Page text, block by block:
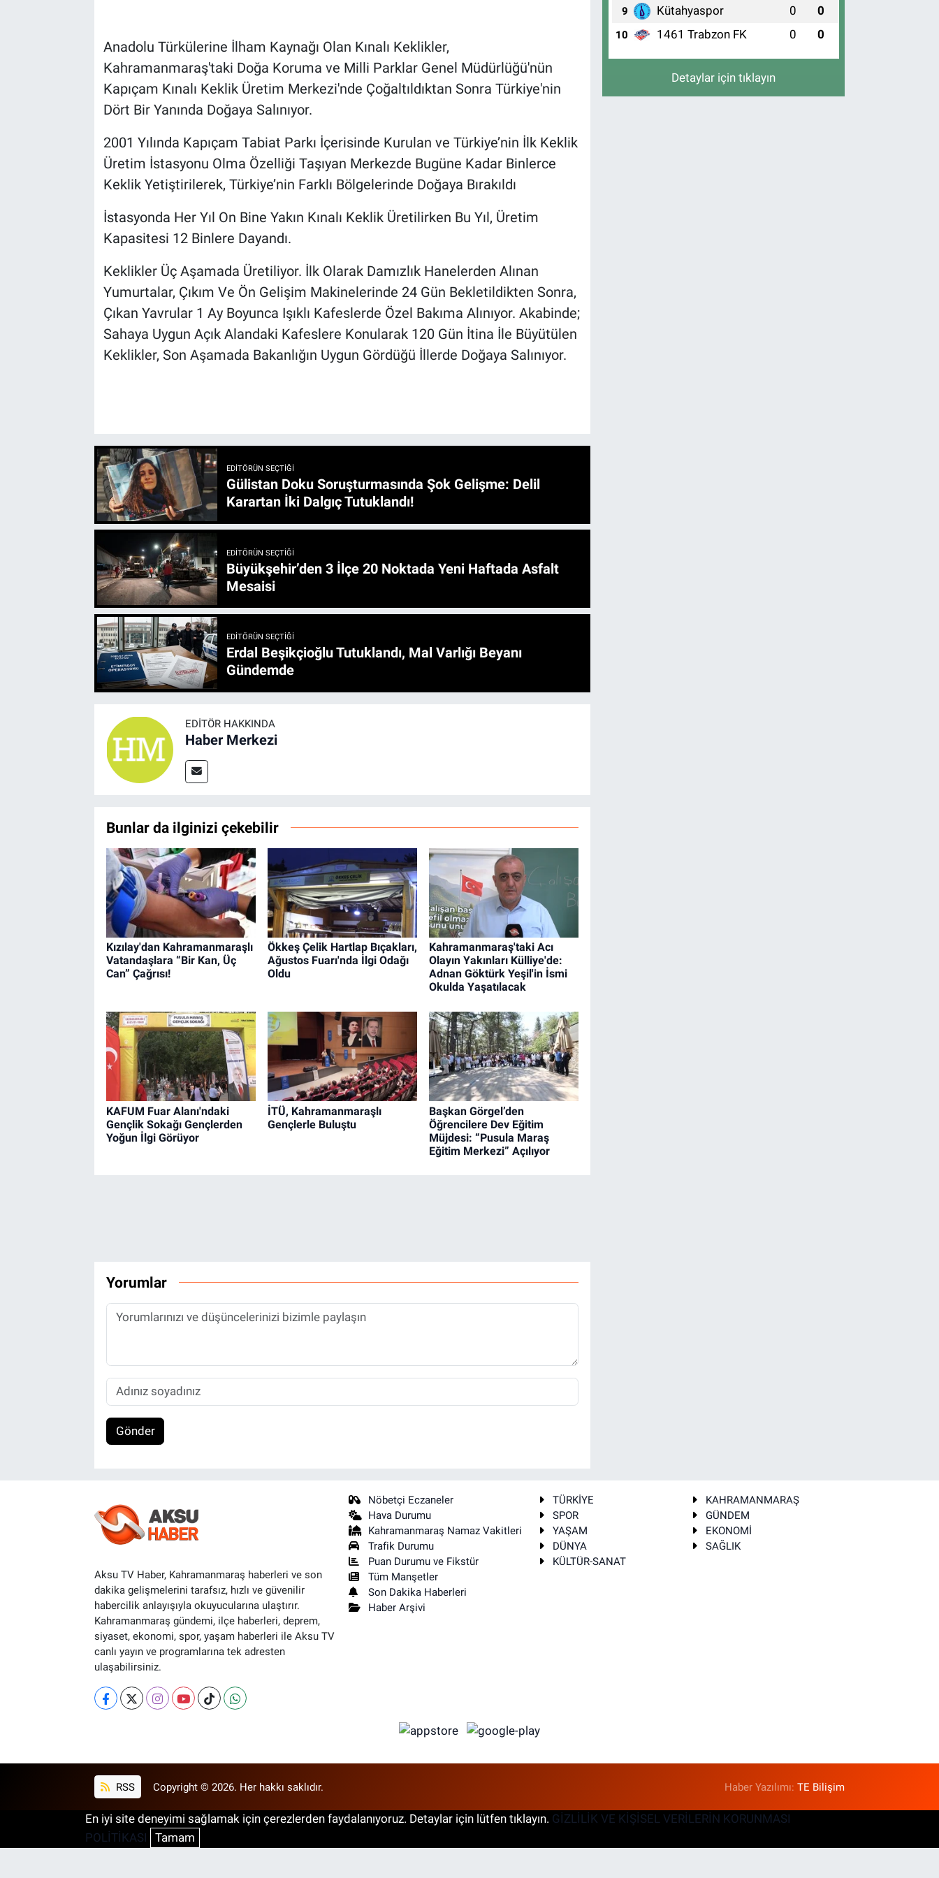
Anadolu Türkülerine İlham Kaynağı Olan Kınalı Keklikler,
Kahramanmaraş'taki Doğa Koruma ve Milli Parklar Genel Müdürlüğü'nün
Kapıçam Kınalı Keklik Üretim Merkezi'nde Çoğaltıldıktan Sonra Türkiye'nin
Dört Bir Yanında Doğaya Salınıyor.
2001 Yılında Kapıçam Tabiat Parkı İçerisinde Kurulan ve Türkiye’nin İlk Keklik
Üretim İstasyonu Olma Özelliği Taşıyan Merkezde Bugüne Kadar Binlerce
Keklik Yetiştirilerek, Türkiye’nin Farklı Bölgelerinde Doğaya Bırakıldı
İstasyonda Her Yıl On Bine Yakın Kınalı Keklik Üretilirken Bu Yıl, Üretim
Kapasitesi 12 Binlere Dayandı.
Keklikler Üç Aşamada Üretiliyor. İlk Olarak Damızlık Hanelerden Alınan
Yumurtalar, Çıkım Ve Ön Gelişim Makinelerinde 24 Gün Bekletildikten Sonra,
Çıkan Yavrular 1 Ay Boyunca Işıklı Kafeslerde Özel Bakıma Alınıyor. Akabinde;
Sahaya Uygun Açık Alandaki Kafeslere Konularak 120 Gün İtina İle Büyütülen
Keklikler, Son Aşamada Bakanlığın Uygun Gördüğü İllerde Doğaya Salınıyor.
EDITÖRÜN SEÇTIĞI
Gülistan Doku Soruşturmasında Şok Gelişme: Delil
Karartan İki Dalgıç Tutuklandı!
EDITÖRÜN SEÇTIĞI
Büyükşehir’den 3 İlçe 20 Noktada Yeni Haftada Asfalt
Mesaisi
EDITÖRÜN SEÇTIĞI
Erdal Beşikçioğlu Tutuklandı, Mal Varlığı Beyanı
Gündemde
EDITÖR HAKKINDA
Haber Merkezi
Bunlar da ilginizi çekebilir
Kızılay'dan Kahramanmaraşlı
Vatandaşlara “Bir Kan, Üç
Can” Çağrısı!
Ökkeş Çelik Hartlap Bıçakları,
Ağustos Fuarı'nda İlgi Odağı
Oldu
Kahramanmaraş'taki Acı
Olayın Yakınları Külliye'de:
Adnan Göktürk Yeşil'in İsmi
Okulda Yaşatılacak
KAFUM Fuar Alanı'ndaki
Gençlik Sokağı Gençlerden
Yoğun İlgi Görüyor
İTÜ, Kahramanmaraşlı
Gençlerle Buluştu
Başkan Görgel’den
Öğrencilere Dev Eğitim
Müjdesi: “Pusula Maraş
Eğitim Merkezi” Açılıyor
Yorumlar
Gönder
9 Kütahyaspor 0 0
10 1461 Trabzon FK 0 0
Detaylar için tıklayın
Aksu TV Haber, Kahramanmaraş haberleri ve son
dakika gelişmelerini tarafsız, hızlı ve güvenilir
habercilik anlayışıyla okuyucularına ulaştırır.
Kahramanmaraş gündemi, ilçe haberleri, deprem,
siyaset, ekonomi, spor, yaşam haberleri ile Aksu TV
canlı yayın ve programlarına tek adresten
ulaşabilirsiniz.
Nöbetçi Eczaneler
Hava Durumu
Kahramanmaraş Namaz Vakitleri
Trafik Durumu
Puan Durumu ve Fikstür
Tüm Manşetler
Son Dakika Haberleri
Haber Arşivi
TÜRKİYE
KAHRAMANMARAŞ
SPOR
GÜNDEM
YAŞAM
EKONOMİ
DÜNYA
SAĞLIK
KÜLTÜR-SANAT
RSS Copyright © 2026. Her hakkı saklıdır. Haber Yazılımı:TE Bilişim
En iyi site deneyimi sağlamak için çerezlerden faydalanıyoruz. Detaylar için lütfen tıklayın. GİZLİLİK VE KİŞİSEL VERİLERİN KORUNMASI
POLİTİKASI
Tamam